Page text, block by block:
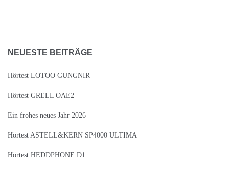
NEUESTE BEITRÄGE
Hörtest LOTOO GUNGNIR
Hörtest GRELL OAE2
Ein frohes neues Jahr 2026
Hörtest ASTELL&KERN SP4000 ULTIMA
Hörtest HEDDPHONE D1